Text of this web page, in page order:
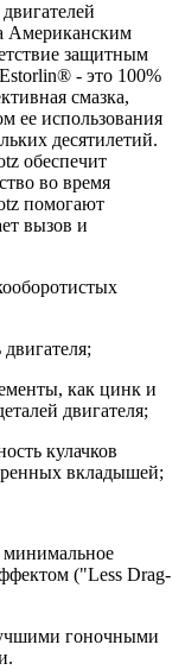
Американским
защитным
- это 100%
смазка,
ее использования
десятилетий.
обеспечит
во время
помогают
вызов и
как цинк и
двигателя;
кулачков
вкладышей;
("Less Drag-
гоночными